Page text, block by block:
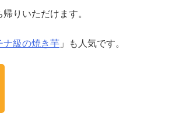
りいただけます。
ナ級の焼き芋 」も人気です。